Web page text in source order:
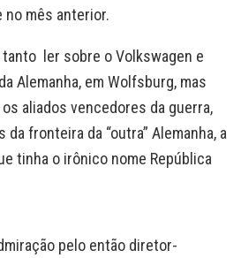
no mês anterior.
ler sobre o Volkswagen e
Alemanha, em Wolfsburg, mas
aliados vencedores da guerra,
fronteira da “outra” Alemanha, a
tinha o irônico nome República
pelo então diretor-